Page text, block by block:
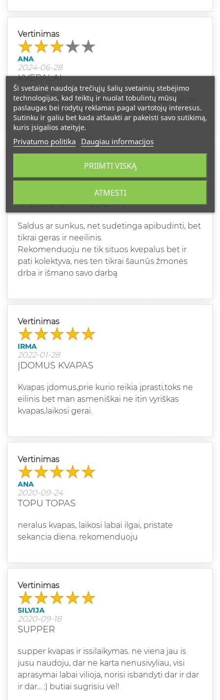
Vertinimas
ANA
2024-06-28
KVEPALAI
pirkau vyrui dovanu, jaučiasi medienos kvapas,
negaliu pasakyti kad nuostabūs, bet ir neblogi
SALDUS KAIP MEDUS :-)
Saldus ar sunkus, net sudetinga apibudinti, bet
tikrai geras ir neeilinis.
Rekomenduoju ne tik situos kvepalus bet ir
pati kolektyva, nes ten tikrai šaunūs žmonės
drba ir išmano savo darbą
Vertinimas
IRMA
2022-01-28
ĮDOMUS KVAPAS
Kvapas įdomus,prie kurio reikia įprasti,toks ne
eilinis bet man asmeniškai ne itin vyriškas
kvapas,laikosi gerai.
Vertinimas
ANA
2020-09-24
TOPU TOPAS
neralus kvapas, laikosi labai ilgai, pristate
sekancia diena. rekomenduoju
Vertinimas
SILVIJA
2020-09-18
SUPPER
supper kvapas ir issilaikymas. ne viena jau is
jusu naudoju, dar ne karta nenusivyliau, visi
aprasymai labai vilioja, norisi isbandyti dar ir dar
ir dar... :) butiai sugrisiu vel!
Ši svetainė naudoja trečiųjų šalių svetainių stebėjimo
technologijas, kad teiktų ir nuolat tobulintų mūsų
paslaugas bei rodytų reklamas pagal vartotojų interesus.
Sutinku ir galiu bet kada atšaukti ar pakeisti savo sutikimą,
kuris įsigalios ateityje.
Privatumo politika Daugiau informacijos
ATMESTI
PRIIMTI VISKĄ